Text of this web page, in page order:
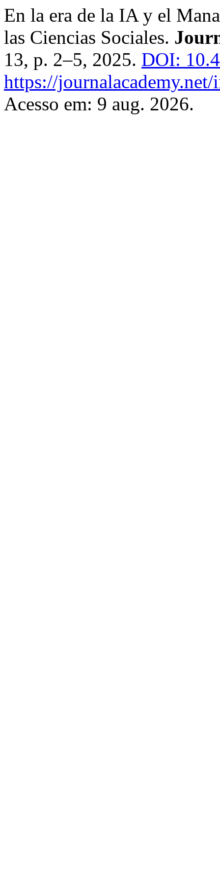
En la era de la IA y el
las Ciencias Sociales.
13, p. 2–5, 2025. DOI:
https://
Acesso em: 9 aug. 2026.